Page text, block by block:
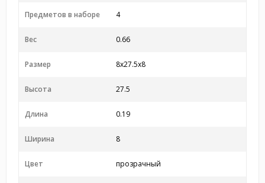
Предметов в наборе 4
Вес 0.66
Размер 8x27.5x8
Высота 27.5
Длина 0.19
Ширина 8
Цвет прозрачный